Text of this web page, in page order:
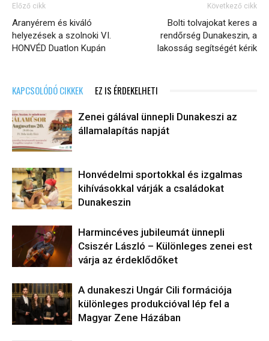
Előző cikk
Aranyérem és kiváló
helyezések a szolnoki VI.
HONVÉD Duatlon Kupán
Következő cikk
Bolti tolvajokat keres a
rendőrség Dunakeszin, a
lakosság segítségét kérik
KAPCSOLÓDÓ CIKKEK EZ IS ÉRDEKELHETI
Zenei gálával ünnepli Dunakeszi az
államalapítás napját
Honvédelmi sportokkal és izgalmas
kihívásokkal várják a családokat
Dunakeszin
Harmincéves jubileumát ünnepli
Csiszér László – Különleges zenei est
várja az érdeklődőket
A dunakeszi Ungár Cili formációja
különleges produkcióval lép fel a
Magyar Zene Házában